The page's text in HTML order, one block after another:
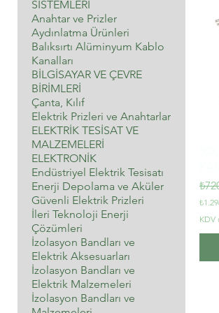
SİSTEMLERİ
Anahtar ve Prizler
Aydınlatma Ürünleri
Balıksırtı Alüminyum Kablo
Kanalları
BİLGİSAYAR VE ÇEVRE
BİRİMLERİ
Çanta, Kılıf
Elektrik Prizleri ve Anahtarlar
ELEKTRİK TESİSAT VE
MALZEMELERİ
ELEKTRONİK
Endüstriyel Elektrik Tesisatı
Enerji Depolama ve Aküler
Güvenli Elektrik Prizleri
İleri Teknoloji Enerji
Çözümleri
İzolasyon Bandları ve
Elektrik Aksesuarları
İzolasyon Bandları ve
Elektrik Malzemeleri
İzolasyon Bandları ve
M
e
KDV